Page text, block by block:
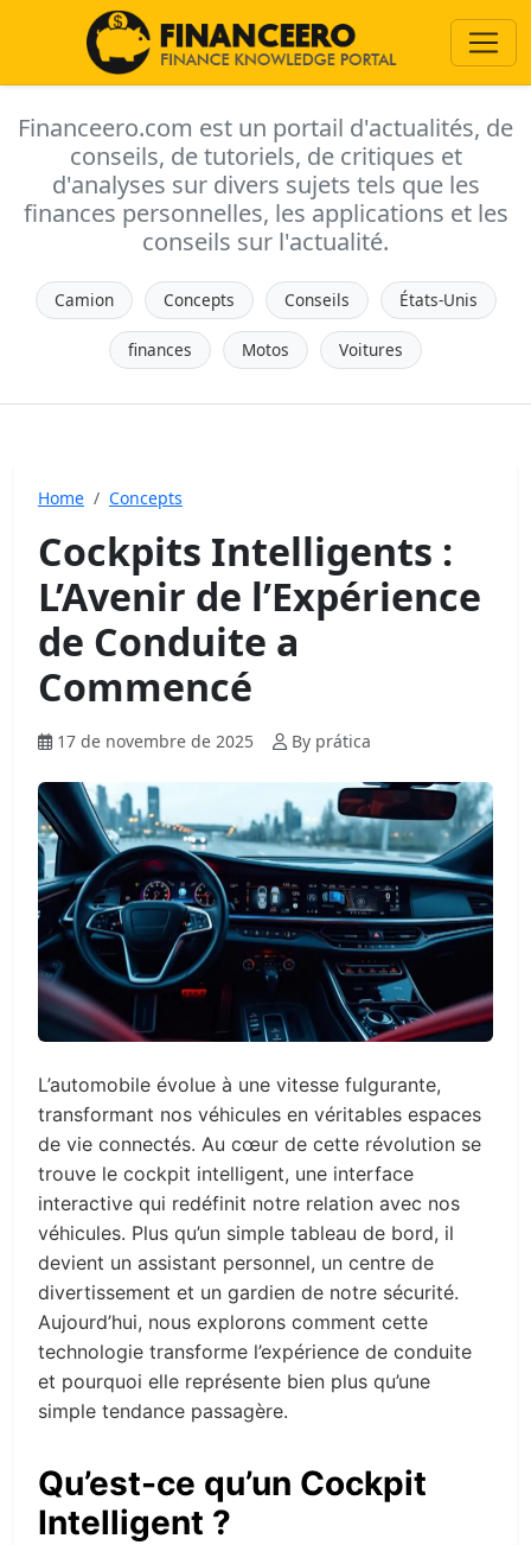
Financeero.com est un portail d'actualités, de
conseils, de tutoriels, de critiques et
d'analyses sur divers sujets tels que les
finances personnelles, les applications et les
conseils sur l'actualité.
Camion Concepts Conseils États-Unis
finances Motos Voitures
Home Concepts
Cockpits Intelligents :
L’Avenir de l’Expérience
de Conduite a
Commencé
17 de novembre de 2025 By prática
L’automobile évolue à une vitesse fulgurante,
transformant nos véhicules en véritables espaces
de vie connectés. Au cœur de cette révolution se
trouve le cockpit intelligent, une interface
interactive qui redéfinit notre relation avec nos
véhicules. Plus qu’un simple tableau de bord, il
devient un assistant personnel, un centre de
divertissement et un gardien de notre sécurité.
Aujourd’hui, nous explorons comment cette
technologie transforme l’expérience de conduite
et pourquoi elle représente bien plus qu’une
simple tendance passagère.
Qu’est-ce qu’un Cockpit
Intelligent ?